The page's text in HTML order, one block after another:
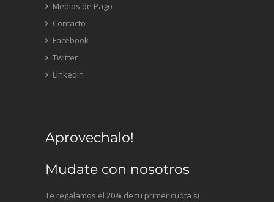
Medios de Pago
Contacto
Facebook
Twitter
LinkedIn
Aprovechalo!
Mudate con nosotros
Te regalamos el 20% de tu primer cuota si